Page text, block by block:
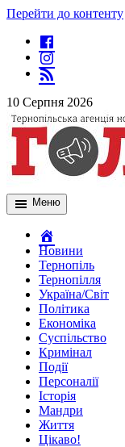
Перейти до контенту
10 Серпня 2026
Меню
Новини
Тернопіль
Тернопілля
Україна/Світ
Політика
Економіка
Суспільство
Кримінал
Події
Персоналії
Історія
Мандри
Життя
Цікаво!